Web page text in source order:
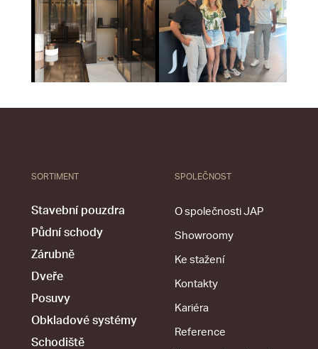
SORTIMENT
Stavební pouzdra
Půdní schody
Zárubně
Dveře
Posuvy
Obkladové systémy
Schodiště
SPOLEČNOST
O společnosti JAP
Showroomy
Ke stažení
Kontakty
Kariéra
Reference